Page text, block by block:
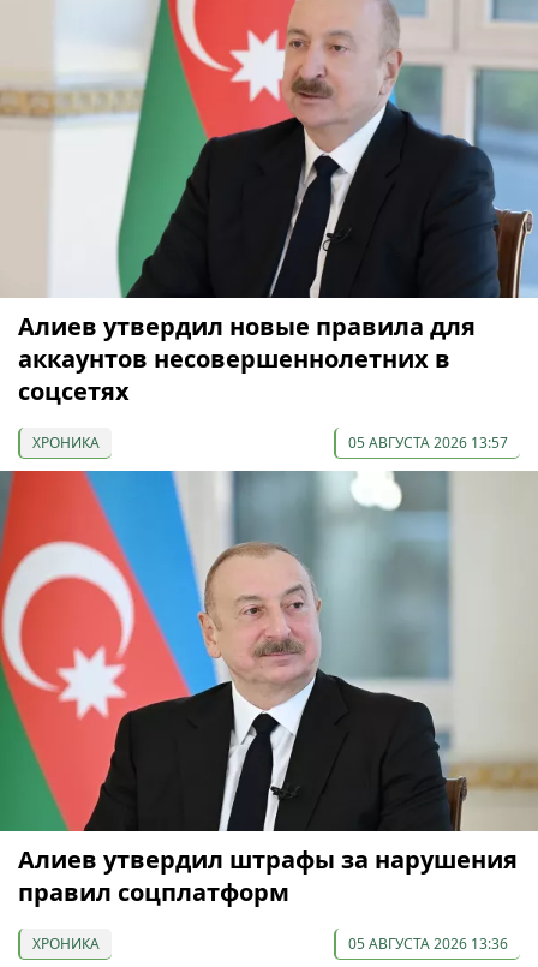
Алиев утвердил новые правила для
аккаунтов несовершеннолетних в
соцсетях
ХРОНИКА 05 АВГУСТА 2026 13:57
Алиев утвердил штрафы за нарушения
правил соцплатформ
ХРОНИКА 05 АВГУСТА 2026 13:36